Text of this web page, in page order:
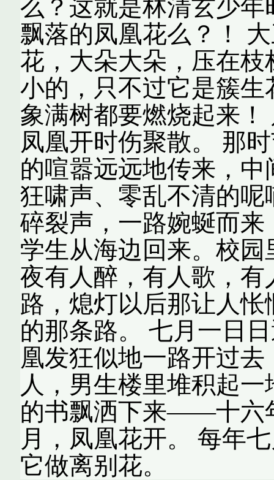
么？这就是林清玄少
飘落的凤凰花么？！
花，大朵大朵，压在
小的，只不过它是簇
象满树都要燃烧起来
凤凰开时伤聚散。 那
的喧嚣远远地传来，
狂啸声、零乱不清的
碎裂声，一路婉蜒而
学生从海边回来。校
夜有人醉，有人歌，
路，熄灯以后那让人
的那条路。 七月一日
凰发狂似地一路开过
人，男生楼里堆积起
的书飘洒下来——十六
月，凤凰花开。 每年
它做离别花。